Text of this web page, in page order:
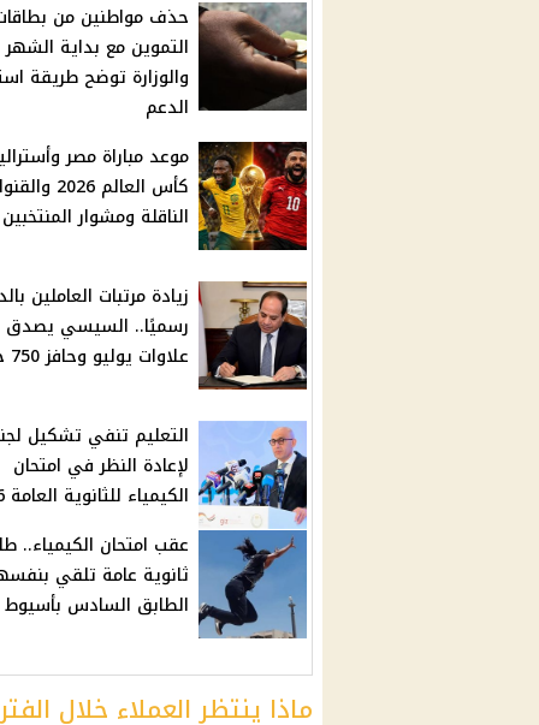
حذف مواطنين من
التموين مع بداية الشهر
والوزارة توضح طريقة
الدعم
موعد مباراة مصر
كأس العالم 2026
الناقلة ومشوار المنتخبين
زيادة مرتبات العاملين
رسميًا.. السيسي
علاوات يوليو وحافز 750 جنيهًا
التعليم تنفي تشكيل
لإعادة النظر في امتحان
الكيمياء للثانوية العامة 2026
عقب امتحان الكيمياء..
ثانوية عامة تلقي
الطابق السادس بأسيوط
ماذا ينتظر العملاء خلال